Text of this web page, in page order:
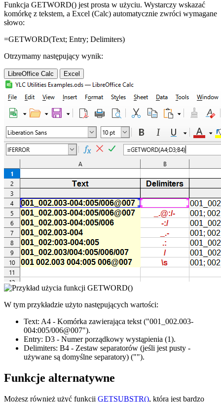
Funkcja GETWORD() jest prosta w użyciu. Wystarczy wskazać
komórkę z tekstem, a Excel (Calc) automatycznie zwróci wymagane
słowo:
=GETWORD(Text; Entry; Delimiters)
Otrzymamy następujący wynik:
LibreOffice Calc Excel
W tym przykładzie użyto następujących wartości:
Text: A4 - Komórka zawierająca tekst("001_002.003-
004:005/006@007").
Entry: D3 - Numer porządkowy wystąpienia (1).
Delimiters: B4 - Zestaw separatorów (jeśli jest pusty -
używane są domyślne separatory) ("").
Funkcje alternatywne
Możesz również użyć funkcji GETSUBSTR(), która jest bardzo